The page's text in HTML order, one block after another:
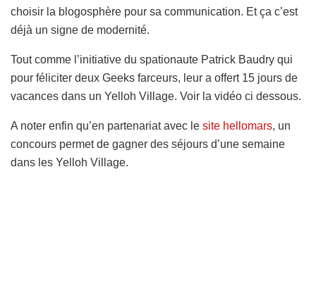
choisir la blogosphère pour sa communication. Et ça c’est
déjà un signe de modernité.
Tout comme l’initiative du spationaute Patrick Baudry qui
pour féliciter deux Geeks farceurs, leur a offert 15 jours de
vacances dans un Yelloh Village. Voir la vidéo ci dessous.
A noter enfin qu’en partenariat avec le site hellomars, un
concours permet de gagner des séjours d’une semaine
dans les Yelloh Village.